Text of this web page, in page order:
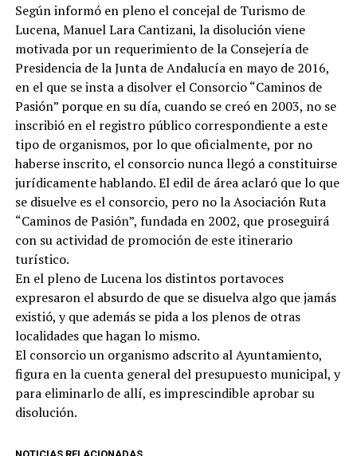
Según informó en pleno el concejal de Turismo de
Lucena, Manuel Lara Cantizani, la disolución viene
motivada por un requerimiento de la Consejería de
Presidencia de la Junta de Andalucía en mayo de 2016,
en el que se insta a disolver el Consorcio “Caminos de
Pasión” porque en su día, cuando se creó en 2003, no se
inscribió en el registro público correspondiente a este
tipo de organismos, por lo que oficialmente, por no
haberse inscrito, el consorcio nunca llegó a constituirse
jurídicamente hablando. El edil de área aclaró que lo que
se disuelve es el consorcio, pero no la Asociación Ruta
“Caminos de Pasión”, fundada en 2002, que proseguirá
con su actividad de promoción de este itinerario
turístico.
En el pleno de Lucena los distintos portavoces
expresaron el absurdo de que se disuelva algo que jamás
existió, y que además se pida a los plenos de otras
localidades que hagan lo mismo.
El consorcio un organismo adscrito al Ayuntamiento,
figura en la cuenta general del presupuesto municipal, y
para eliminarlo de allí, es imprescindible aprobar su
disolución.